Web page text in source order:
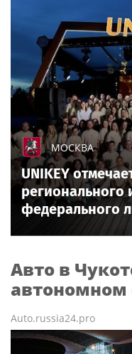
МОСКВА
UNIKEY
регионального
федерального
Авто в
автономном
Auto.russia24.pro